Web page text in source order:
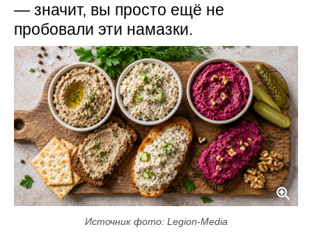
— значит, вы просто ещё не
пробовали эти намазки.
Источник фото: Legion-Media